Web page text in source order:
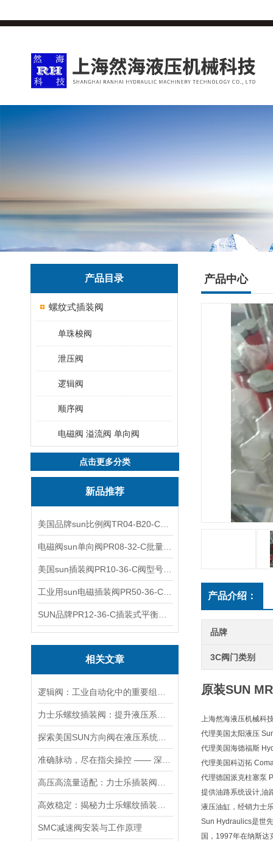
产品目录
螺纹式插装阀
单珠梭阀
泄压阀
逻辑阀
顺序阀
电磁阀 溢流阀 单向阀
点击更多分类
新品推荐
相关文章
SMC减速阀安装与工作原理
产品中心
产品介绍：
品牌
3C阀门类别
原装SUN
上海然海液压机械科
代理美国太阳液压
代理美国海德福斯
代理美国科迈拓
代理德国派克柱塞泵
提供油路系统设计,油
液压油缸，经销力士
Sun Hydraulics是世
国，1997年在纳斯达